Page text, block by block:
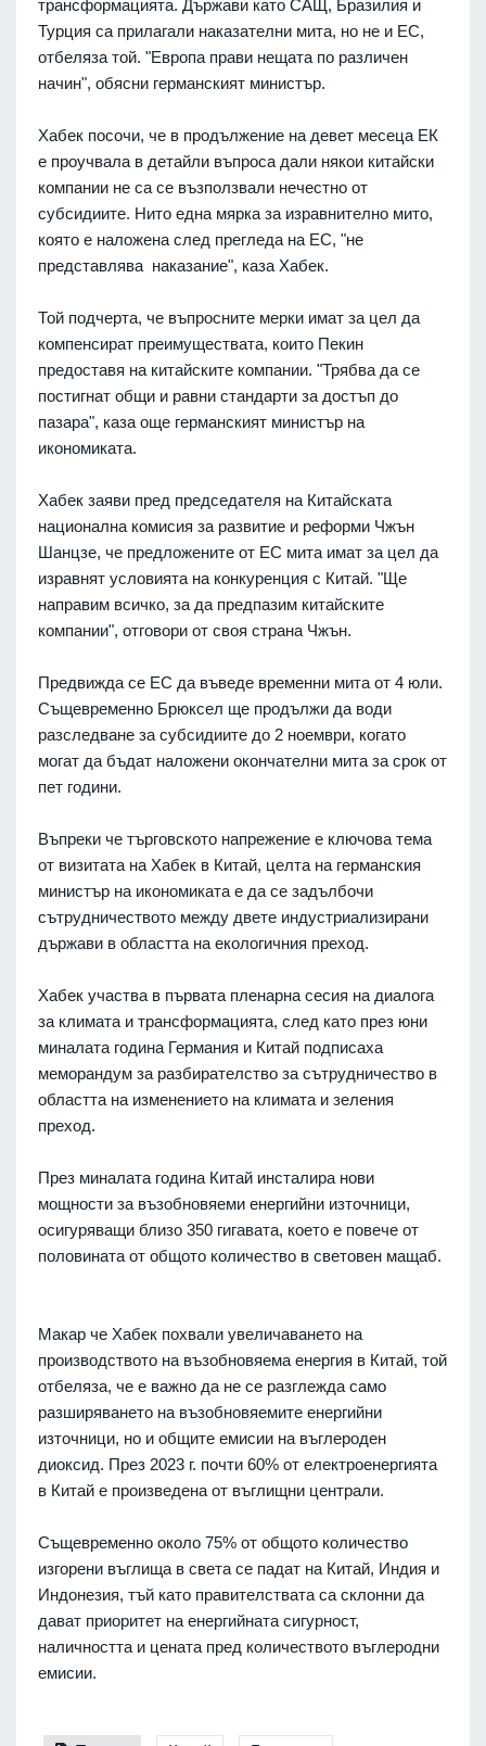
трансформацията. Държави като САЩ, Бразилия и
Турция са прилагали наказателни мита, но не и ЕС,
отбеляза той. "Европа прави нещата по различен
начин", обясни германският министър.
Хабек посочи, че в продължение на девет месеца ЕК
е проучвала в детайли въпроса дали някои китайски
компании не са се възползвали нечестно от
субсидиите. Нито една мярка за изравнително мито,
която е наложена след прегледа на ЕС, "не
представлява наказание", каза Хабек.
Той подчерта, че въпросните мерки имат за цел да
компенсират преимуществата, които Пекин
предоставя на китайските компании. "Трябва да се
постигнат общи и равни стандарти за достъп до
пазара", каза още германският министър на
икономиката.
Хабек заяви пред председателя на Китайската
национална комисия за развитие и реформи Чжън
Шанцзе, че предложените от ЕС мита имат за цел да
изравнят условията на конкуренция с Китай. "Ще
направим всичко, за да предпазим китайските
компании", отговори от своя страна Чжън.
Предвижда се ЕС да въведе временни мита от 4 юли.
Същевременно Брюксел ще продължи да води
разследване за субсидиите до 2 ноември, когато
могат да бъдат наложени окончателни мита за срок от
пет години.
Въпреки че търговското напрежение е ключова тема
от визитата на Хабек в Китай, целта на германския
министър на икономиката е да се задълбочи
сътрудничеството между двете индустриализирани
държави в областта на екологичния преход.
Хабек участва в първата пленарна сесия на диалога
за климата и трансформацията, след като през юни
миналата година Германия и Китай подписаха
меморандум за разбирателство за сътрудничество в
областта на изменението на климата и зеления
преход.
През миналата година Китай инсталира нови
мощности за възобновяеми енергийни източници,
осигуряващи близо 350 гигавата, което е повече от
половината от общото количество в световен мащаб.
Макар че Хабек похвали увеличаването на
производството на възобновяема енергия в Китай, той
отбеляза, че е важно да не се разглежда само
разширяването на възобновяемите енергийни
източници, но и общите емисии на въглероден
диоксид. През 2023 г. почти 60% от електроенергията
в Китай е произведена от въглищни централи.
Същевременно около 75% от общото количество
изгорени въглища в света се падат на Китай, Индия и
Индонезия, тъй като правителствата са склонни да
дават приоритет на енергийната сигурност,
наличността и цената пред количеството въглеродни
емисии.